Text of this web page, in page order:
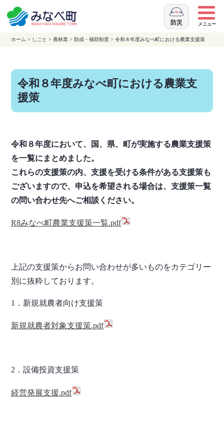
文
防災 メニュー
ホーム > しごと > 農林業 > 助成・補助制度 > 令和８年度みなべ町における農業支援策
令和８年度みなべ町における農業支
援策
令和８年度において、国、県、町が実施する農業支援策
を一覧にまとめました。
これらの支援策の内、支援を受ける条件がある支援策も
ございますので、申込を希望される場合は、支援策一覧
の問い合わせ先へご相談ください。
R8みなべ町農業支援策一覧.pdf
上記の支援策からお問い合わせが多いものをカテゴリー
別に抜粋しております。
1．新規就農者向け支援策
新規就農者対象支援策.pdf
2．設備投資支援策
経営発展支援.pdf